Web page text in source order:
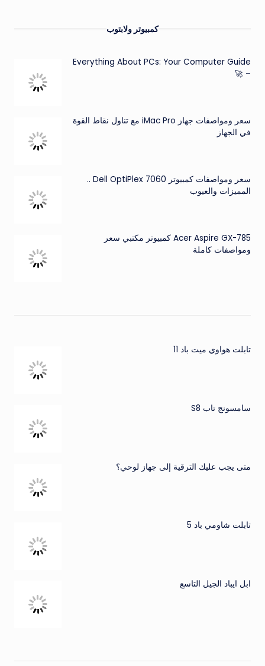
كمبيوتر ولابتوب
Everything About PCs: Your Computer Guide
– 🚀
سعر ومواصفات جهاز iMac Pro مع تناول نقاط القوة
في الجهاز
سعر ومواصفات كمبيوتر Dell OptiPlex 7060 ..
المميزات والعيوب
Acer Aspire GX-785 كمبيوتر مكتبي سعر
ومواصفات كاملة
تابلت هواوي ميت باد 11
سامسونج تاب S8
متى يجب عليك الترقية إلى جهاز لوحي؟
تابلت شاومي باد 5
ابل ايباد الجيل التاسع